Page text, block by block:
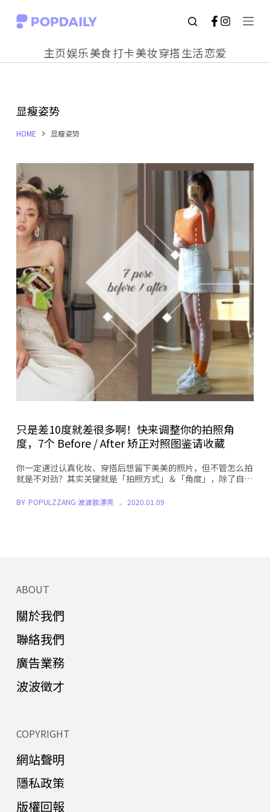
S
o
c
n
t
e
n
t
主页娱乐美食打卡美妆穿搭生活恋爱
显瘦姿势
HOME 显瘦姿势
只是差10度就差很多啊！快来调整你的拍照角
度，7个 Before / After 矫正对照图鉴请收藏
你一定遇过认真化妆、穿搭后想留下美美的照片，但不管怎么拍
就是不对劲？其实关键就是「拍照方式」＆「角度」，除了自…
BY POPULZZANG 波波妝漂亮 2020.01.09
ABOUT
關於我們
聯絡我們
廣告業務
波波徵才
COPYRIGHT
網站聲明
隱私政策
版權回報